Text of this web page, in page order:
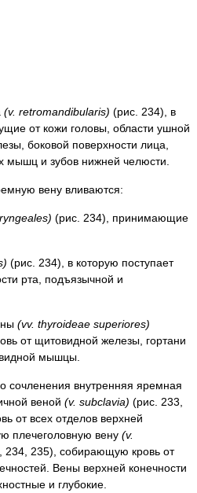
(v. retromandibularis) (рис. 234), в
от кожи головы, области ушной
боковой поверхности лица,
мышц и зубов нижней челюсти.
вену вливаются:
(рис. 234), принимающие
(рис. 234), в которую поступает
рта, подъязычной и
(vv. thyroideae superiores)
от щитовидной железы, гортани
мышцы.
сочленения внутренняя яремная
веной (v. subclavia) (рис. 233,
от всех отделов верхней
плечеголовную вену (v.
234, 235), собирающую кровь от
Вены верхней конечности
и глубокие.